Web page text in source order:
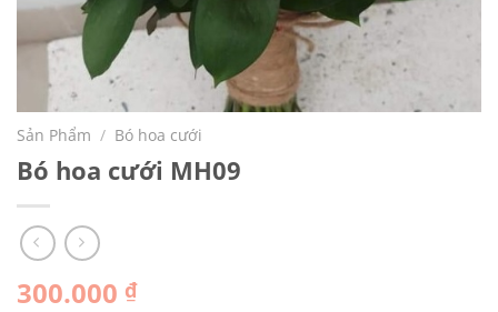
Sản Phẩm / Bó hoa cưới
Bó hoa cưới MH09
300.000 ₫